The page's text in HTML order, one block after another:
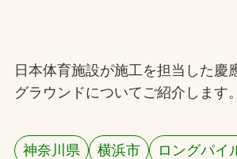
施工・管理実績一覧
会社概要
採用情報
日本体育施設が施工を担当した慶
グラウンドについてご紹介します。
神奈川県 横浜市
ロングパイ